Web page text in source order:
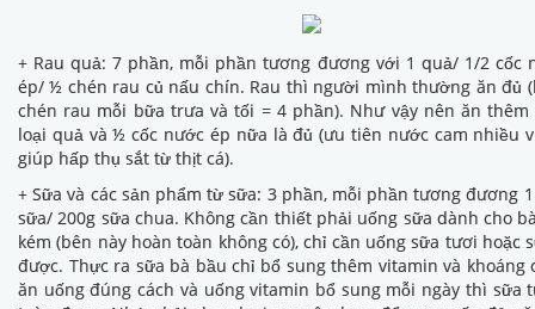
+ Rau quả: 7 phần, mỗi phần tương đương với 1 quả/ 1/2 cốc
ép/ ½ chén rau củ nấu chín. Rau thì người mình thường ăn đủ
chén rau mỗi bữa trưa và tối = 4 phần). Như vậy nên ăn
loại quả và ½ cốc nước ép nữa là đủ (ưu tiên nước cam nhiều
giúp hấp thụ sắt từ thịt cá).
+ Sữa và các sản phẩm từ sữa: 3 phần, mỗi phần tương đương
sữa/ 200g sữa chua. Không cần thiết phải uống sữa dành cho
kém (bên này hoàn toàn không có), chỉ cần uống sữa tươi hoặc
được. Thực ra sữa bà bầu chỉ bổ sung thêm vitamin và khoáng
ăn uống đúng cách và uống vitamin bổ sung mỗi ngày thì sữa